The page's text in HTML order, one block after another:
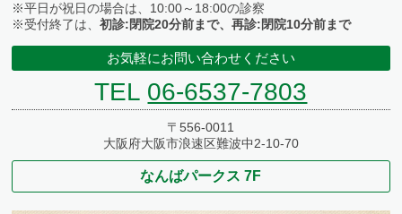
※平日が祝日の場合は、10:00～18:00の診察
※受付終了は、初診:閉院20分前まで、再診:閉院10分前まで
お気軽にお問い合わせください
TEL 06-6537-7803
〒556-0011
大阪府大阪市浪速区難波中2-10-70
なんばパークス 7F